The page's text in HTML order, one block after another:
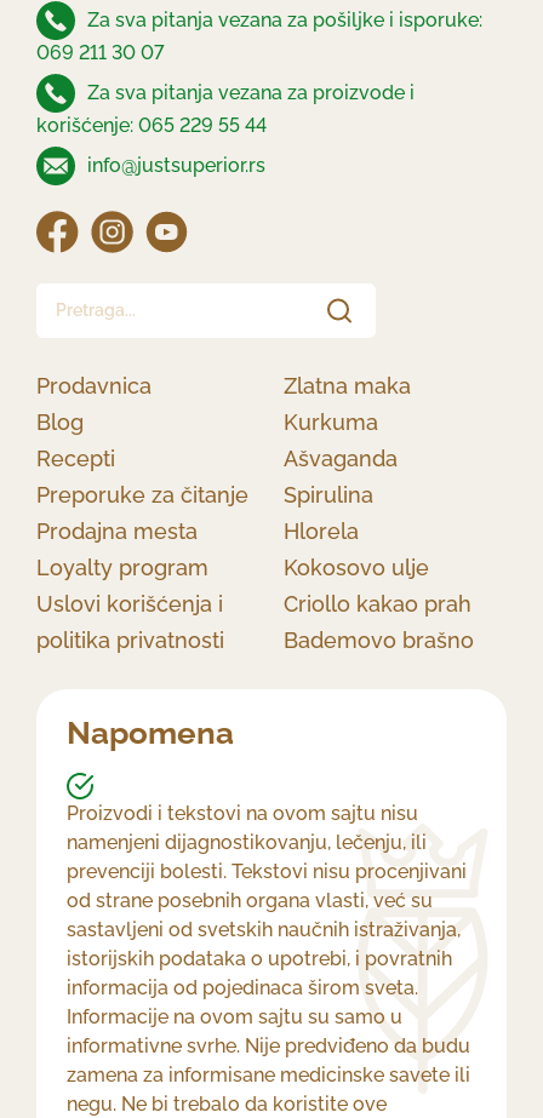
Za sva pitanja vezana za pošiljke i isporuke:
069 211 30 07
Za sva pitanja vezana za proizvode i
korišćenje: 065 229 55 44
info@justsuperior.rs
Pretraga...
Prodavnica
Blog
Recepti
Preporuke za čitanje
Prodajna mesta
Loyalty program
Uslovi korišćenja i
politika privatnosti
Zlatna maka
Kurkuma
Ašvaganda
Spirulina
Hlorela
Kokosovo ulje
Criollo kakao prah
Bademovo brašno
Napomena
Proizvodi i tekstovi na ovom sajtu nisu
namenjeni dijagnostikovanju, lečenju, ili
prevenciji bolesti. Tekstovi nisu procenjivani
od strane posebnih organa vlasti, već su
sastavljeni od svetskih naučnih istraživanja,
istorijskih podataka o upotrebi, i povratnih
informacija od pojedinaca širom sveta.
Informacije na ovom sajtu su samo u
informativne svrhe. Nije predviđeno da budu
zamena za informisane medicinske savete ili
negu. Ne bi trebalo da koristite ove